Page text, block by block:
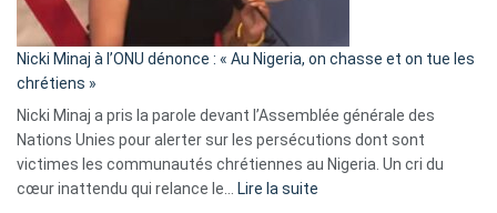
parle
ses
tripes »
Nicki Minaj à l’ONU dénonce : « Au Nigeria, on chasse et on tue les
chrétiens »
Nicki Minaj a pris la parole devant l’Assemblée générale des
Nations Unies pour alerter sur les persécutions dont sont
victimes les communautés chrétiennes au Nigeria. Un cri du
cœur inattendu qui relance le… Lire la suite